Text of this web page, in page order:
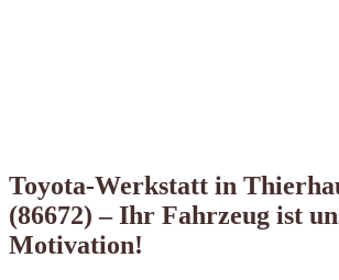
Toyota-Werkstatt in
(86672) – Ihr Fahrzeug ist
Motivation!